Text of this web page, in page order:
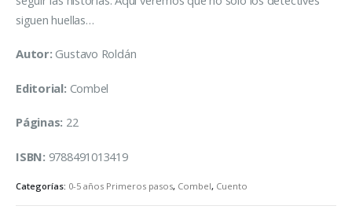
siguen huellas…
Autor: Gustavo Roldán
Editorial: Combel
Páginas: 22
ISBN: 9788491013419
Categorías: 0-5 años Primeros pasos, Combel, Cuento